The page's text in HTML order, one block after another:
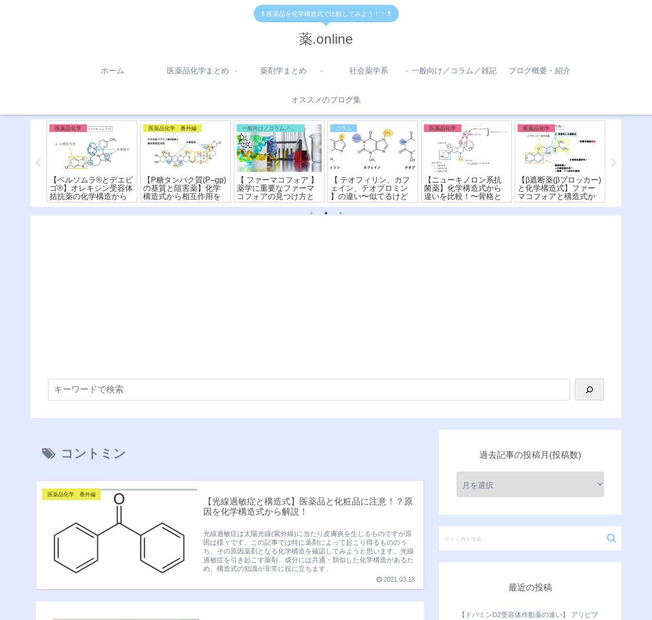
💊医薬品を化学構造式で比較してみよう！！💊
薬.online
ホーム 医薬品化学まとめ 薬剤学まとめ 社会薬学系 一般向け／コラム／雑記 ブログ概要・紹介
オススメのブログ集
医薬品化学
【ベルソムラ®︎とデエビ
ゴ®︎】オレキシン受容体
拮抗薬の化学構造から
違いを比較！
医薬品化学 番外編
【P糖タンパク質(P–gp)
の基質と阻害薬】化学
構造式から相互作用を
比較！
【 ファーマコフォア 】
薬学に重要なファーマ
コフォアの見つけ方と
化学構造式をわかりや
コラム
【 テオフィリン、カフ
ェイン、テオブロミン
】の違い〜似てるけど
違う？！化学構造式の
読み方〜
医薬品化学
【ニューキノロン系抗
菌薬】化学構造式から
違いを比較！〜骨格と
構造活性相関〜
医薬品化学
【β遮断薬(βブロッカー)
と化学構造式】ファー
マコフォアと構造式か
ら薬剤を比較！
コントミン
医薬品化学 番外編
【光線過敏症と構造式】医薬品と化粧品に注意！？原
因を化学構造式から解説！
光線過敏症は太陽光線(紫外線)に当たり皮膚炎を生じるものですが原
因は様々です。この記事では特に薬剤によって起こり得るもののう
ち、その原因薬剤となる化学構造を確認してみようと思います。光線
過敏症を引き起こす薬剤、成分には共通・類似した化学構造があるた
め、構造式の知識が非常に役に立ちます。
2021.03.18
過去記事の投稿月(投稿数)
最近の投稿
【ドパミンD2受容体作動薬の違い】 アリピプ